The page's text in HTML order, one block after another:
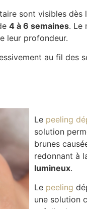
sont visibles dès
4 à 6 semaines. Le
leur profondeur.
au fil des
Le peeling
solution
brunes
redonnant à
lumineux.
Le peeling
une solution